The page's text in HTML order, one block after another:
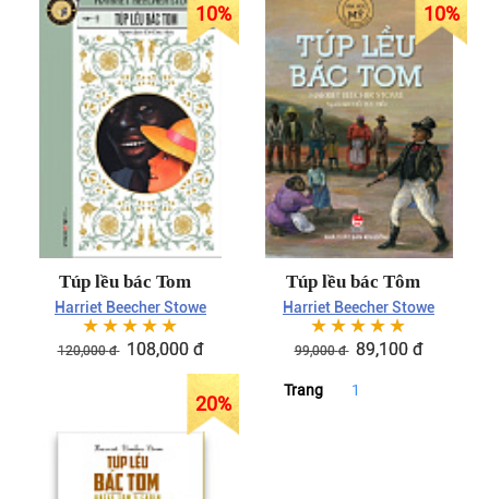
10%
Túp lều bác Tom
Harriet Beecher Stowe
☆☆☆☆☆
120,000 đ 108,000 đ
10%
Túp lều bác Tôm
Harriet Beecher Stowe
☆☆☆☆☆
99,000 đ 89,100 đ
20%
Trang 1